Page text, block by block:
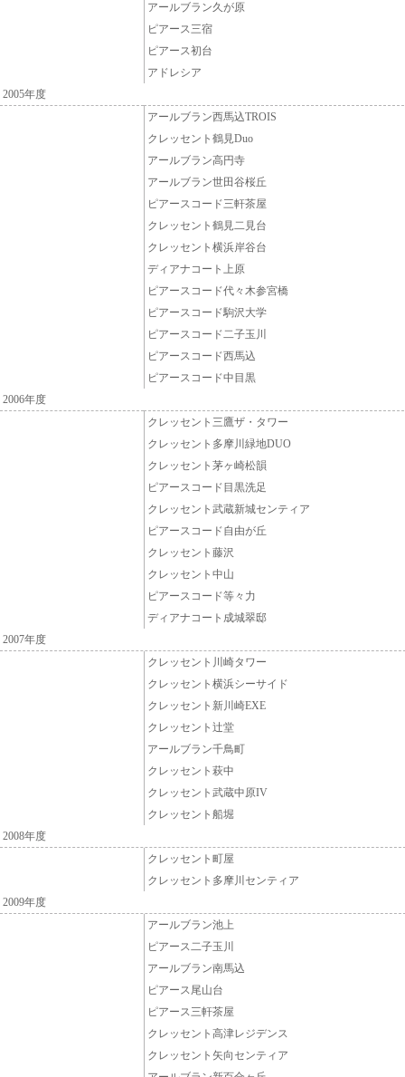
アールブラン久が原
ピアース三宿
ピアース初台
アドレシア
2005年度
アールブラン西馬込TROIS
クレッセント鶴見Duo
アールブラン高円寺
アールブラン世田谷桜丘
ピアースコード三軒茶屋
クレッセント鶴見二見台
クレッセント横浜岸谷台
ディアナコート上原
ピアースコード代々木参宮橋
ピアースコード駒沢大学
ピアースコード二子玉川
ピアースコード西馬込
ピアースコード中目黒
2006年度
クレッセント三鷹ザ・タワー
クレッセント多摩川緑地DUO
クレッセント茅ヶ崎松韻
ピアースコード目黒洗足
クレッセント武蔵新城センティア
ピアースコード自由が丘
クレッセント藤沢
クレッセント中山
ピアースコード等々力
ディアナコート成城翠邸
2007年度
クレッセント川崎タワー
クレッセント横浜シーサイド
クレッセント新川崎EXE
クレッセント辻堂
アールブラン千鳥町
クレッセント萩中
クレッセント武蔵中原IV
クレッセント船堀
2008年度
クレッセント町屋
クレッセント多摩川センティア
2009年度
アールブラン池上
ピアース二子玉川
アールブラン南馬込
ピアース尾山台
ピアース三軒茶屋
クレッセント高津レジデンス
クレッセント矢向センティア